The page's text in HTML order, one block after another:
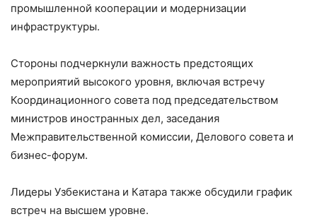
промышленной кооперации и модернизации
инфраструктуры.
Стороны подчеркнули важность предстоящих
мероприятий высокого уровня, включая встречу
Координационного совета под председательством
министров иностранных дел, заседания
Межправительственной комиссии, Делового совета и
бизнес-форум.
Лидеры Узбекистана и Катара также обсудили график
встреч на высшем уровне.